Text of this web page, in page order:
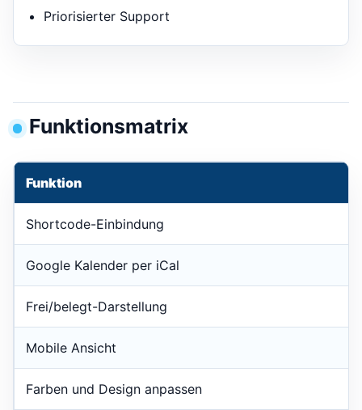
Priorisierter Support
Funktionsmatrix
Funktion
Shortcode-Einbindung
Google Kalender per iCal
Frei/belegt-Darstellung
Mobile Ansicht
Farben und Design anpassen